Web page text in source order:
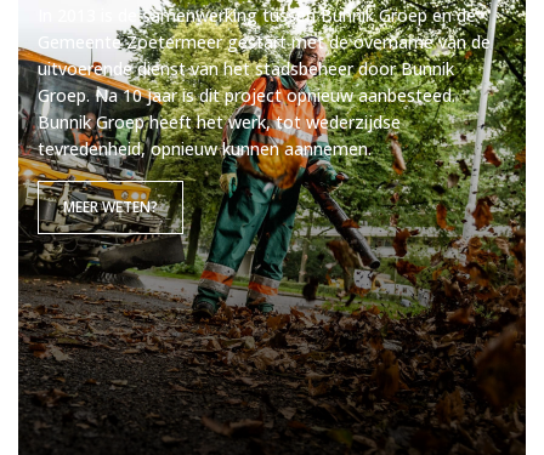
In 2013 is de samenwerking tussen Bunnik Groep en de
Gemeente Zoetermeer gestart met de overname van de
uitvoerende dienst van het stadsbeheer door Bunnik
Groep. Na 10 jaar is dit project opnieuw aanbesteed.
Bunnik Groep heeft het werk, tot wederzijdse
tevredenheid, opnieuw kunnen aannemen.
MEER WETEN?